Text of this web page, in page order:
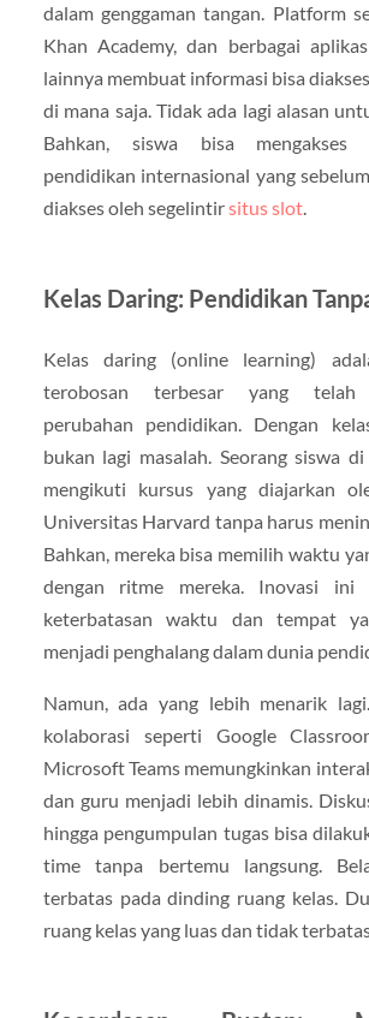
dalam genggaman tangan. Platform
Khan Academy, dan berbagai
lainnya membuat informasi bisa
di mana saja. Tidak ada lagi alasan
Bahkan, siswa bisa mengakses
pendidikan internasional yang
diakses oleh segelintirsitus slot.
Kelas Daring: Pendidikan
Kelas daring (online learning)
terobosan terbesar yang telah
perubahan pendidikan. Dengan
bukan lagi masalah. Seorang siswa
mengikuti kursus yang diajarkan
Universitas Harvard tanpa harus
Bahkan, mereka bisa memilih waktu
dengan ritme mereka. Inovasi ini
keterbatasan waktu dan tempat
menjadi penghalang dalam dunia
Namun, ada yang lebih menarik
kolaborasi seperti Google
Microsoft Teams memungkinkan
dan guru menjadi lebih dinamis.
hingga pengumpulan tugas bisa
time tanpa bertemu langsung.
terbatas pada dinding ruang kelas.
ruang kelas yang luas dan tidak